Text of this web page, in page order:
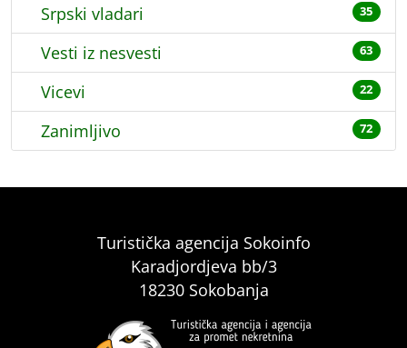
Srpski vladari 35
Vesti iz nesvesti 63
Vicevi 22
Zanimljivo 72
Turistička agencija Sokoinfo
Karadjordjeva bb/3
18230 Sokobanja